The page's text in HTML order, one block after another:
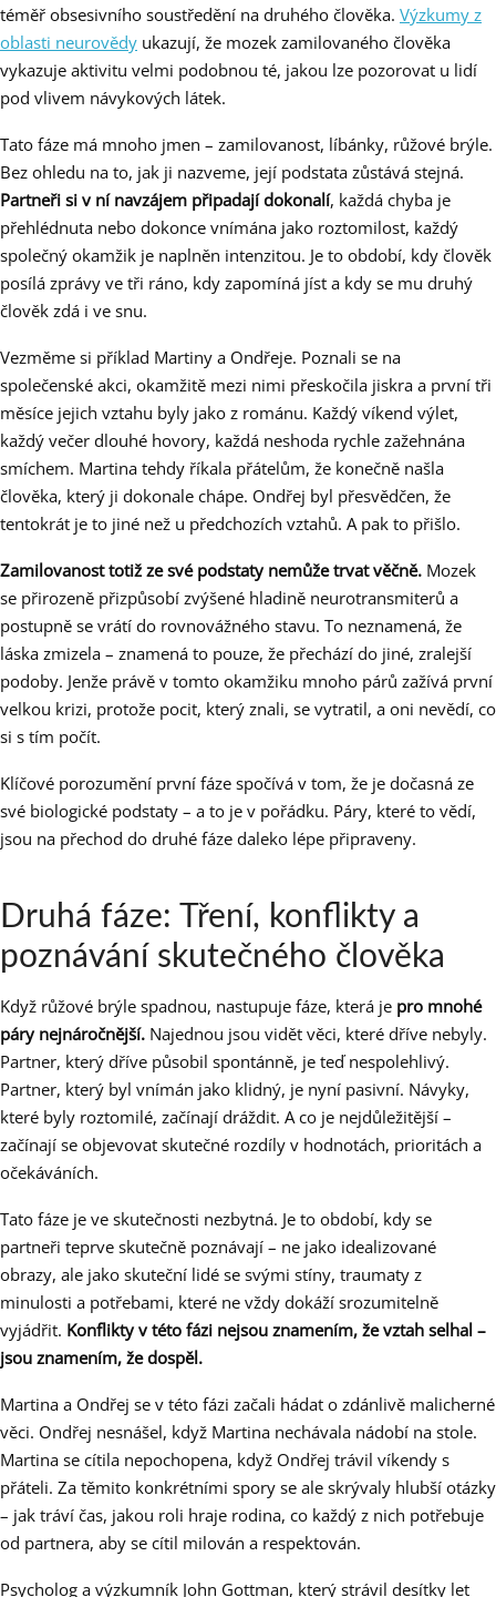
téměř obsesivního soustředění na druhého člověka. Výzkumy z
oblasti neurovědy ukazují, že mozek zamilovaného člověka
vykazuje aktivitu velmi podobnou té, jakou lze pozorovat u lidí
pod vlivem návykových látek.
Tato fáze má mnoho jmen – zamilovanost, líbánky, růžové brýle.
Bez ohledu na to, jak ji nazveme, její podstata zůstává stejná.
Partneři si v ní navzájem připadají dokonalí, každá chyba je
přehlédnuta nebo dokonce vnímána jako roztomilost, každý
společný okamžik je naplněn intenzitou. Je to období, kdy člověk
posílá zprávy ve tři ráno, kdy zapomíná jíst a kdy se mu druhý
člověk zdá i ve snu.
Vezměme si příklad Martiny a Ondřeje. Poznali se na
společenské akci, okamžitě mezi nimi přeskočila jiskra a první tři
měsíce jejich vztahu byly jako z románu. Každý víkend výlet,
každý večer dlouhé hovory, každá neshoda rychle zažehnána
smíchem. Martina tehdy říkala přátelům, že konečně našla
člověka, který ji dokonale chápe. Ondřej byl přesvědčen, že
tentokrát je to jiné než u předchozích vztahů. A pak to přišlo.
Zamilovanost totiž ze své podstaty nemůže trvat věčně. Mozek
se přirozeně přizpůsobí zvýšené hladině neurotransmiterů a
postupně se vrátí do rovnovážného stavu. To neznamená, že
láska zmizela – znamená to pouze, že přechází do jiné, zralejší
podoby. Jenže právě v tomto okamžiku mnoho párů zažívá první
velkou krizi, protože pocit, který znali, se vytratil, a oni nevědí, co
si s tím počít.
Klíčové porozumění první fáze spočívá v tom, že je dočasná ze
své biologické podstaty – a to je v pořádku. Páry, které to vědí,
jsou na přechod do druhé fáze daleko lépe připraveny.
Druhá fáze: Tření, konflikty a
poznávání skutečného člověka
Když růžové brýle spadnou, nastupuje fáze, která je pro mnohé
páry nejnáročnější. Najednou jsou vidět věci, které dříve nebyly.
Partner, který dříve působil spontánně, je teď nespolehlivý.
Partner, který byl vnímán jako klidný, je nyní pasivní. Návyky,
které byly roztomilé, začínají dráždit. A co je nejdůležitější –
začínají se objevovat skutečné rozdíly v hodnotách, prioritách a
očekáváních.
Tato fáze je ve skutečnosti nezbytná. Je to období, kdy se
partneři teprve skutečně poznávají – ne jako idealizované
obrazy, ale jako skuteční lidé se svými stíny, traumaty z
minulosti a potřebami, které ne vždy dokáží srozumitelně
vyjádřit. Konflikty v této fázi nejsou znamením, že vztah selhal –
jsou znamením, že dospěl.
Martina a Ondřej se v této fázi začali hádat o zdánlivě malicherné
věci. Ondřej nesnášel, když Martina nechávala nádobí na stole.
Martina se cítila nepochopena, když Ondřej trávil víkendy s
přáteli. Za těmito konkrétními spory se ale skrývaly hlubší otázky
– jak tráví čas, jakou roli hraje rodina, co každý z nich potřebuje
od partnera, aby se cítil milován a respektován.
Psycholog a výzkumník John Gottman, který strávil desítky let